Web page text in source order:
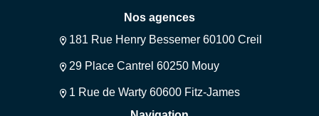
Nos agences
181 Rue Henry Bessemer 60100 Creil
29 Place Cantrel 60250 Mouy
1 Rue de Warty 60600 Fitz-James